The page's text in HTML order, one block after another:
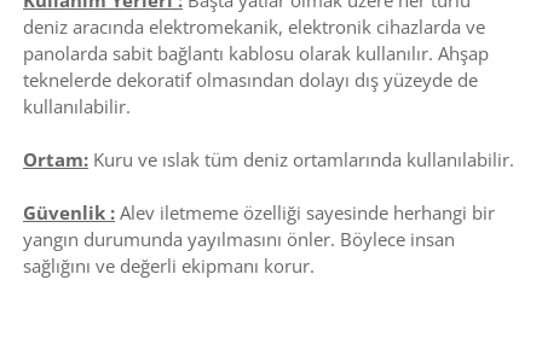
deniz aracında elektromekanik, elektronik cihazlarda ve
panolarda sabit bağlantı kablosu olarak kullanılır. Ahşap
teknelerde dekoratif olmasından dolayı dış yüzeyde de
kullanılabilir.
Ortam: Kuru ve ıslak tüm deniz ortamlarında kullanılabilir.
Güvenlik : Alev iletmeme özelliği sayesinde herhangi bir
yangın durumunda yayılmasını önler. Böylece insan
sağlığını ve değerli ekipmanı korur.